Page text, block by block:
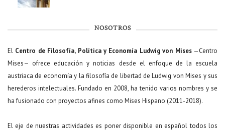
NOSOTROS
El Centro de Filosofía, Política y Economía Ludwig von Mises—Centro
Mises— ofrece educación y noticias desde el enfoque de la escuela
austriaca de economía y la filosofía de libertad de Ludwig von Mises y sus
herederos intelectuales. Fundado en 2008, ha tenido varios nombres y se
ha fusionado con proyectos afines como Mises Hispano (2011-2018).
El eje de nuestras actividades es poner disponible en español todos los